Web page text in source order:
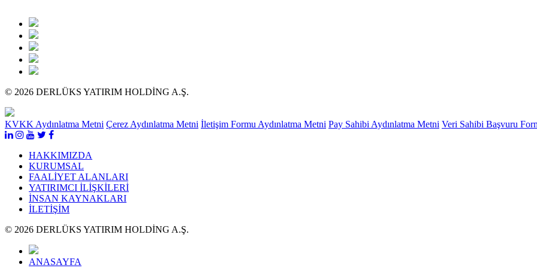
© 2026 DERLÜKS YATIRIM HOLDİNG A.Ş.
KVKK Aydınlatma Metni Çerez Aydınlatma Metni İletişim Formu Aydınlatma Metni Pay Sahibi Aydınlatma Metni Veri Sahibi Başvuru
HAKKIMIZDA
KURUMSAL
FAALİYET ALANLARI
YATIRIMCI İLİŞKİLERİ
İNSAN KAYNAKLARI
İLETİŞİM
© 2026 DERLÜKS YATIRIM HOLDİNG A.Ş.
ANASAYFA